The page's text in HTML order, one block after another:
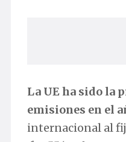
La UE ha sido la
emisiones en el
internacional al